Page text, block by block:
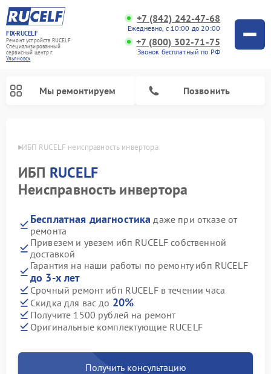
FIX-RUCELF
Ремонт устройств RUCELF
Специализированный
cервисный центр г.
Ульяновск
+7 (842) 242-47-68
Ежедневно, с 10:00 до 20:00
+7 (800) 302-71-75
Звонок бесплатный по РФ
Мы ремонтируем Позвонить
ИБП RUCELF неисправность инвертора
ИБП RUCELF
Неисправность инвертора
Бесплатная диагностика даже при отказе от
ремонта
Привезем и увезем ибп RUCELF собственной
доставкой
Гарантия на наши работы по ремонту ибп RUCELF
до 3-х лет
Срочный ремонт ибп RUCELF в течении часа
Скидка для вас до 20%
Получите 1500 рублей на ремонт
Оригинальные комплектующие RUCELF
Получить консультацию